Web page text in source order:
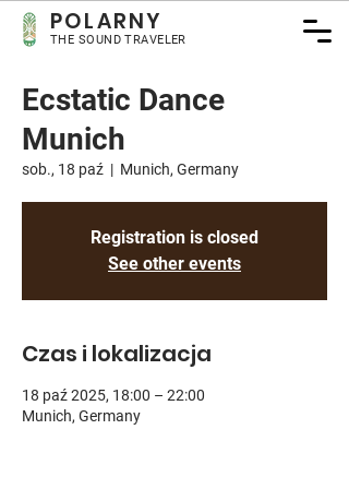
POLARNY
THE SOUND TRAVELER
Ecstatic Dance
Munich
sob., 18 paź
  |
Munich, Germany
Registration is closed
See other events
Czas i lokalizacja
18 paź 2025, 18:00 – 22:00
Munich, Germany